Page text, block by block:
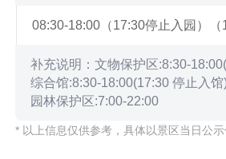
08:30-18:00（17:30停止入园）（
补充说明：文物保护区:8:30-
综合馆:8:30-18:00(17:30 停止入馆
园林保护区:7:00-22:00
* 以上信息仅供参考，具体以景区当日公